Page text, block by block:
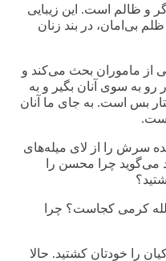
و ظالم است. این زیبایی
بی‌امان، در بند زنان
از ماموران بحث می‌کند و
به سوی آنان بگیر و به
بس است. به جای ما آنان
.
سرش را از لای میله‌های
می‌گوید چرا محسن را
کرمی کجاست؟ چرا
را خودتان کشتید. حالا